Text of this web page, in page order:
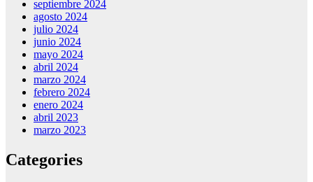
septiembre 2024
agosto 2024
julio 2024
junio 2024
mayo 2024
abril 2024
marzo 2024
febrero 2024
enero 2024
abril 2023
marzo 2023
Categories